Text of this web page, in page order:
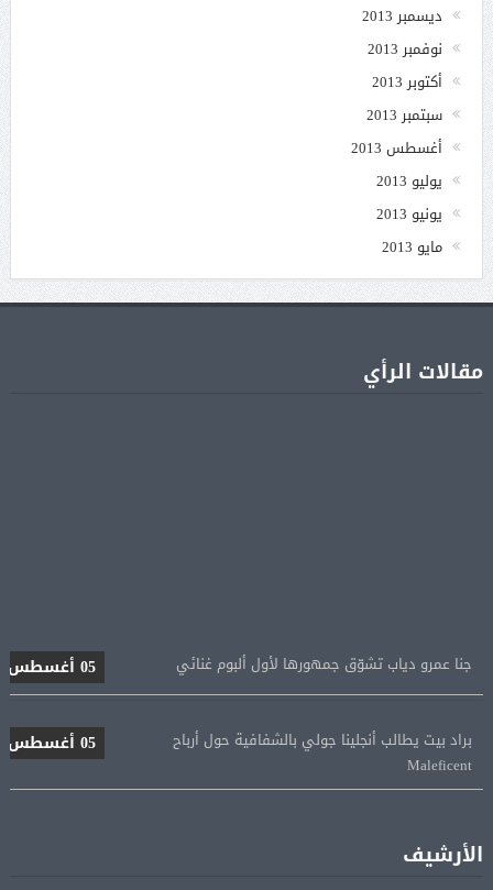
ديسمبر 2013
نوفمبر 2013
أكتوبر 2013
سبتمبر 2013
أغسطس 2013
يوليو 2013
يونيو 2013
مايو 2013
مقالات الرأي
Maleficent
الأرشيف